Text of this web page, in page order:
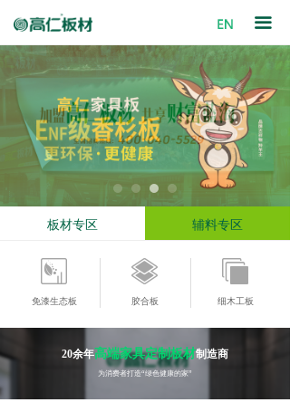
끀
关于我们
产品中心
资讯中心
网点查询
联系我们
板材专区 辅料专区
免漆生态板 胶合板 细木工板
20余年高端家具定制板材制造商
为消费者打造“绿色健康的家”